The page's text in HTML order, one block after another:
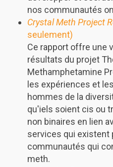
nos communautés
Crystal Meth Project
seulement)
Ce rapport offre une
résultats du projet
Methamphetamine
les expériences et
hommes de la
qu'iels soient cis ou
non binaires en lien
services qui existent
communautés qui
meth.